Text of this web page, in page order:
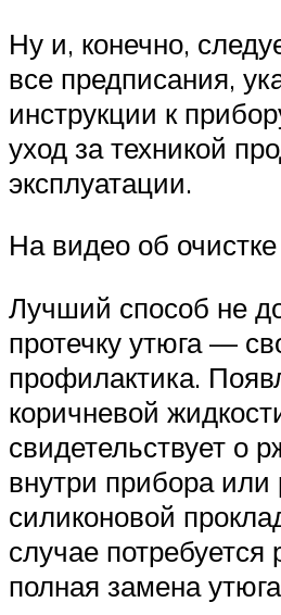
Ну и, конечно,
все предписания,
инструкции к
уход за техникой
эксплуатации.
На видео об
Лучший способ не
протечку утюга —
профилактика.
коричневой
свидетельствует о
внутри прибора или
силиконовой
случае потребуется
полная замена